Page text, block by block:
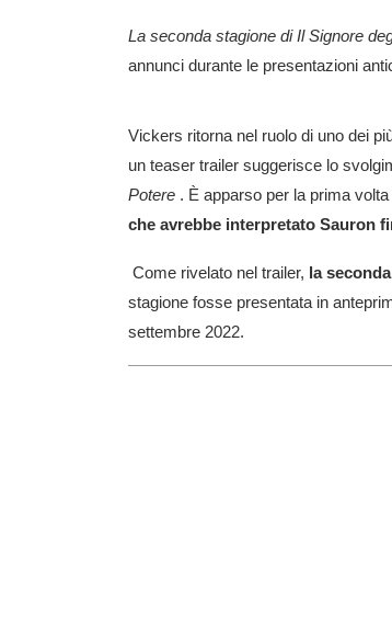
La seconda stagione di Il Signore
annunci durante le presentazioni
Vickers ritorna nel ruolo di uno dei
un teaser trailer suggerisce lo
Potere . È apparso per la prima
che avrebbe interpretato Sauron
Come rivelato nel trailer, la
stagione fosse presentata in
settembre 2022.